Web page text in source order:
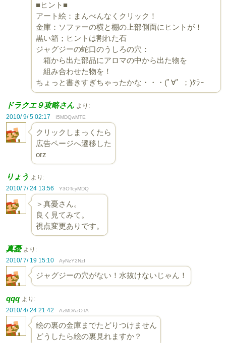
■ヒント■
アート絵：まんべんなくクリック！
金庫：ソファーの横と棚の上部側面にヒントが！
黒い箱；ヒントは割れた石
ジャグジーの蛇口のうしろの穴：
箱から出た部品にアロマの中から出た物を
組み合わせた物を！
ちょっと書きすぎちゃったかな・・・(ﾟ∀ﾟ ；)ﾀﾗｰ
ドラクエ９攻略さん より:
2010/ 9/ 5 02:17
I5MDQwMTE
クリックしまっくたら
広告ページへ遷移した
orz
りょう より:
2010/ 7/ 24 13:56
Y3OTcyMDQ
＞真憂さん。
良く見てみて。
視点変更ありです。
真憂 より:
2010/ 7/ 19 15:10
AyNzY2NzI
ジャグジーの穴がない！水抜けないじゃん！
qqq より:
2010/ 4/ 24 21:42
AzMDAzOTA
絵の裏の金庫までたどりつけません
どうしたら絵の裏見れますか？